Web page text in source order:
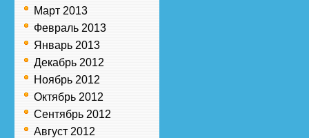
Март 2013
Февраль 2013
Январь 2013
Декабрь 2012
Ноябрь 2012
Октябрь 2012
Сентябрь 2012
Август 2012